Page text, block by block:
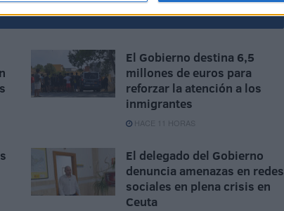
El Gobierno destina 6,5
millones de euros para
reforzar la atención a los
inmigrantes
HACE 11 HORAS
El delegado del Gobierno
denuncia amenazas en redes
sociales en plena crisis en
Ceuta